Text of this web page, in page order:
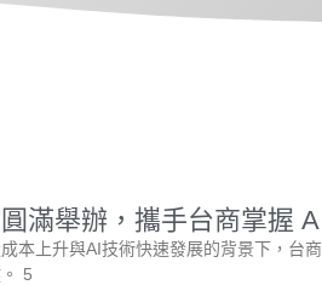
滿舉辦，攜手台商掌握
本上升與AI技術快速發展的背景下，台
5